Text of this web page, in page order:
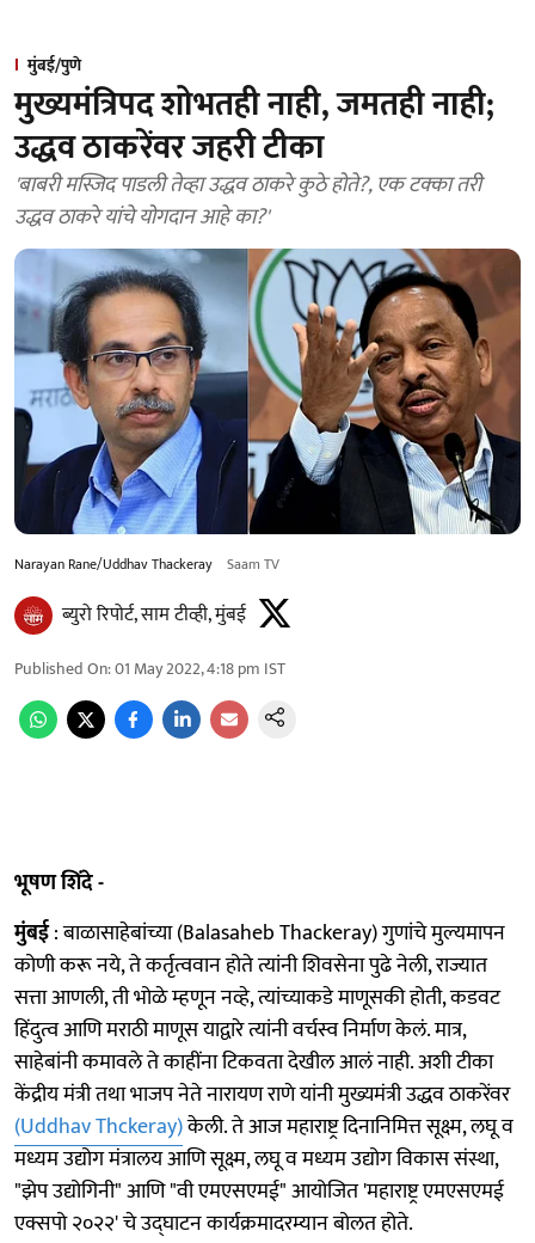
मुंबई/पुणे
मुख्यमंत्रिपद शोभतही नाही, जमतही नाही;
उद्धव ठाकरेंवर जहरी टीका
'बाबरी मस्जिद पाडली तेव्हा उद्धव ठाकरे कुठे होते?, एक टक्का तरी
उद्धव ठाकरे यांचे योगदान आहे का?'
Narayan Rane/Uddhav Thackeray Saam TV
ब्युरो रिपोर्ट, साम टीव्ही, मुंबई
Published On:01 May 2022, 4:18 pm IST
भूषण शिंदे -
मुंबई: बाळासाहेबांच्या (Balasaheb Thackeray) गुणांचे मुल्यमापन
कोणी करू नये, ते कर्तृत्ववान होते त्यांनी शिवसेना पुढे नेली, राज्यात
सत्ता आणली, ती भोळे म्हणून नव्हे, त्यांच्याकडे माणूसकी होती, कडवट
हिंदुत्व आणि मराठी माणूस याद्वारे त्यांनी वर्चस्व निर्माण केलं. मात्र,
साहेबांनी कमावले ते काहींना टिकवता देखील आलं नाही. अशी टीका
केंद्रीय मंत्री तथा भाजप नेते नारायण राणे यांनी मुख्यमंत्री उद्धव ठाकरेंवर
(Uddhav Thckeray)केली. ते आज महाराष्ट्र दिनानिमित्त सूक्ष्म, लघू व
मध्यम उद्योग मंत्रालय आणि सूक्ष्म, लघू व मध्यम उद्योग विकास संस्था,
"झेप उद्योगिनी" आणि "वी एमएसएमई" आयोजित 'महाराष्ट्र एमएसएमई
एक्सपो २०२२' चे उद्घाटन कार्यक्रमादरम्यान बोलत होते.